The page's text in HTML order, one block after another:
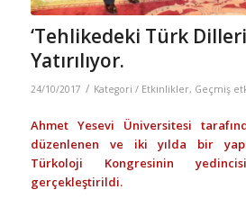
‘Tehlikedeki Türk
Yatırılıyor.
24/10/2017 / Kategori / Etkinlikler, Geçmiş
Ahmet Yesevi Üniversitesi
düzenlenen ve iki yılda bir
Türkoloji Kongresinin
gerçekleştirildi.